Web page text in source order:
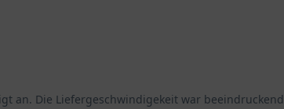
an. Die Liefergeschwindigekeit war